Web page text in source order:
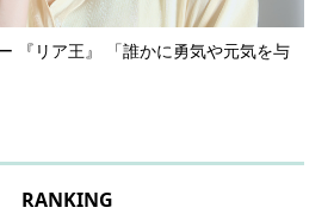
輝×長野凌大（原因は自分にある。）イ
RANKING